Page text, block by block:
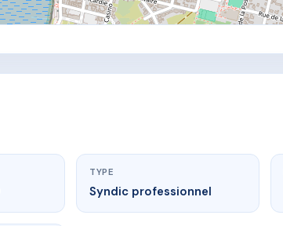
TYPE
Syndic professionnel